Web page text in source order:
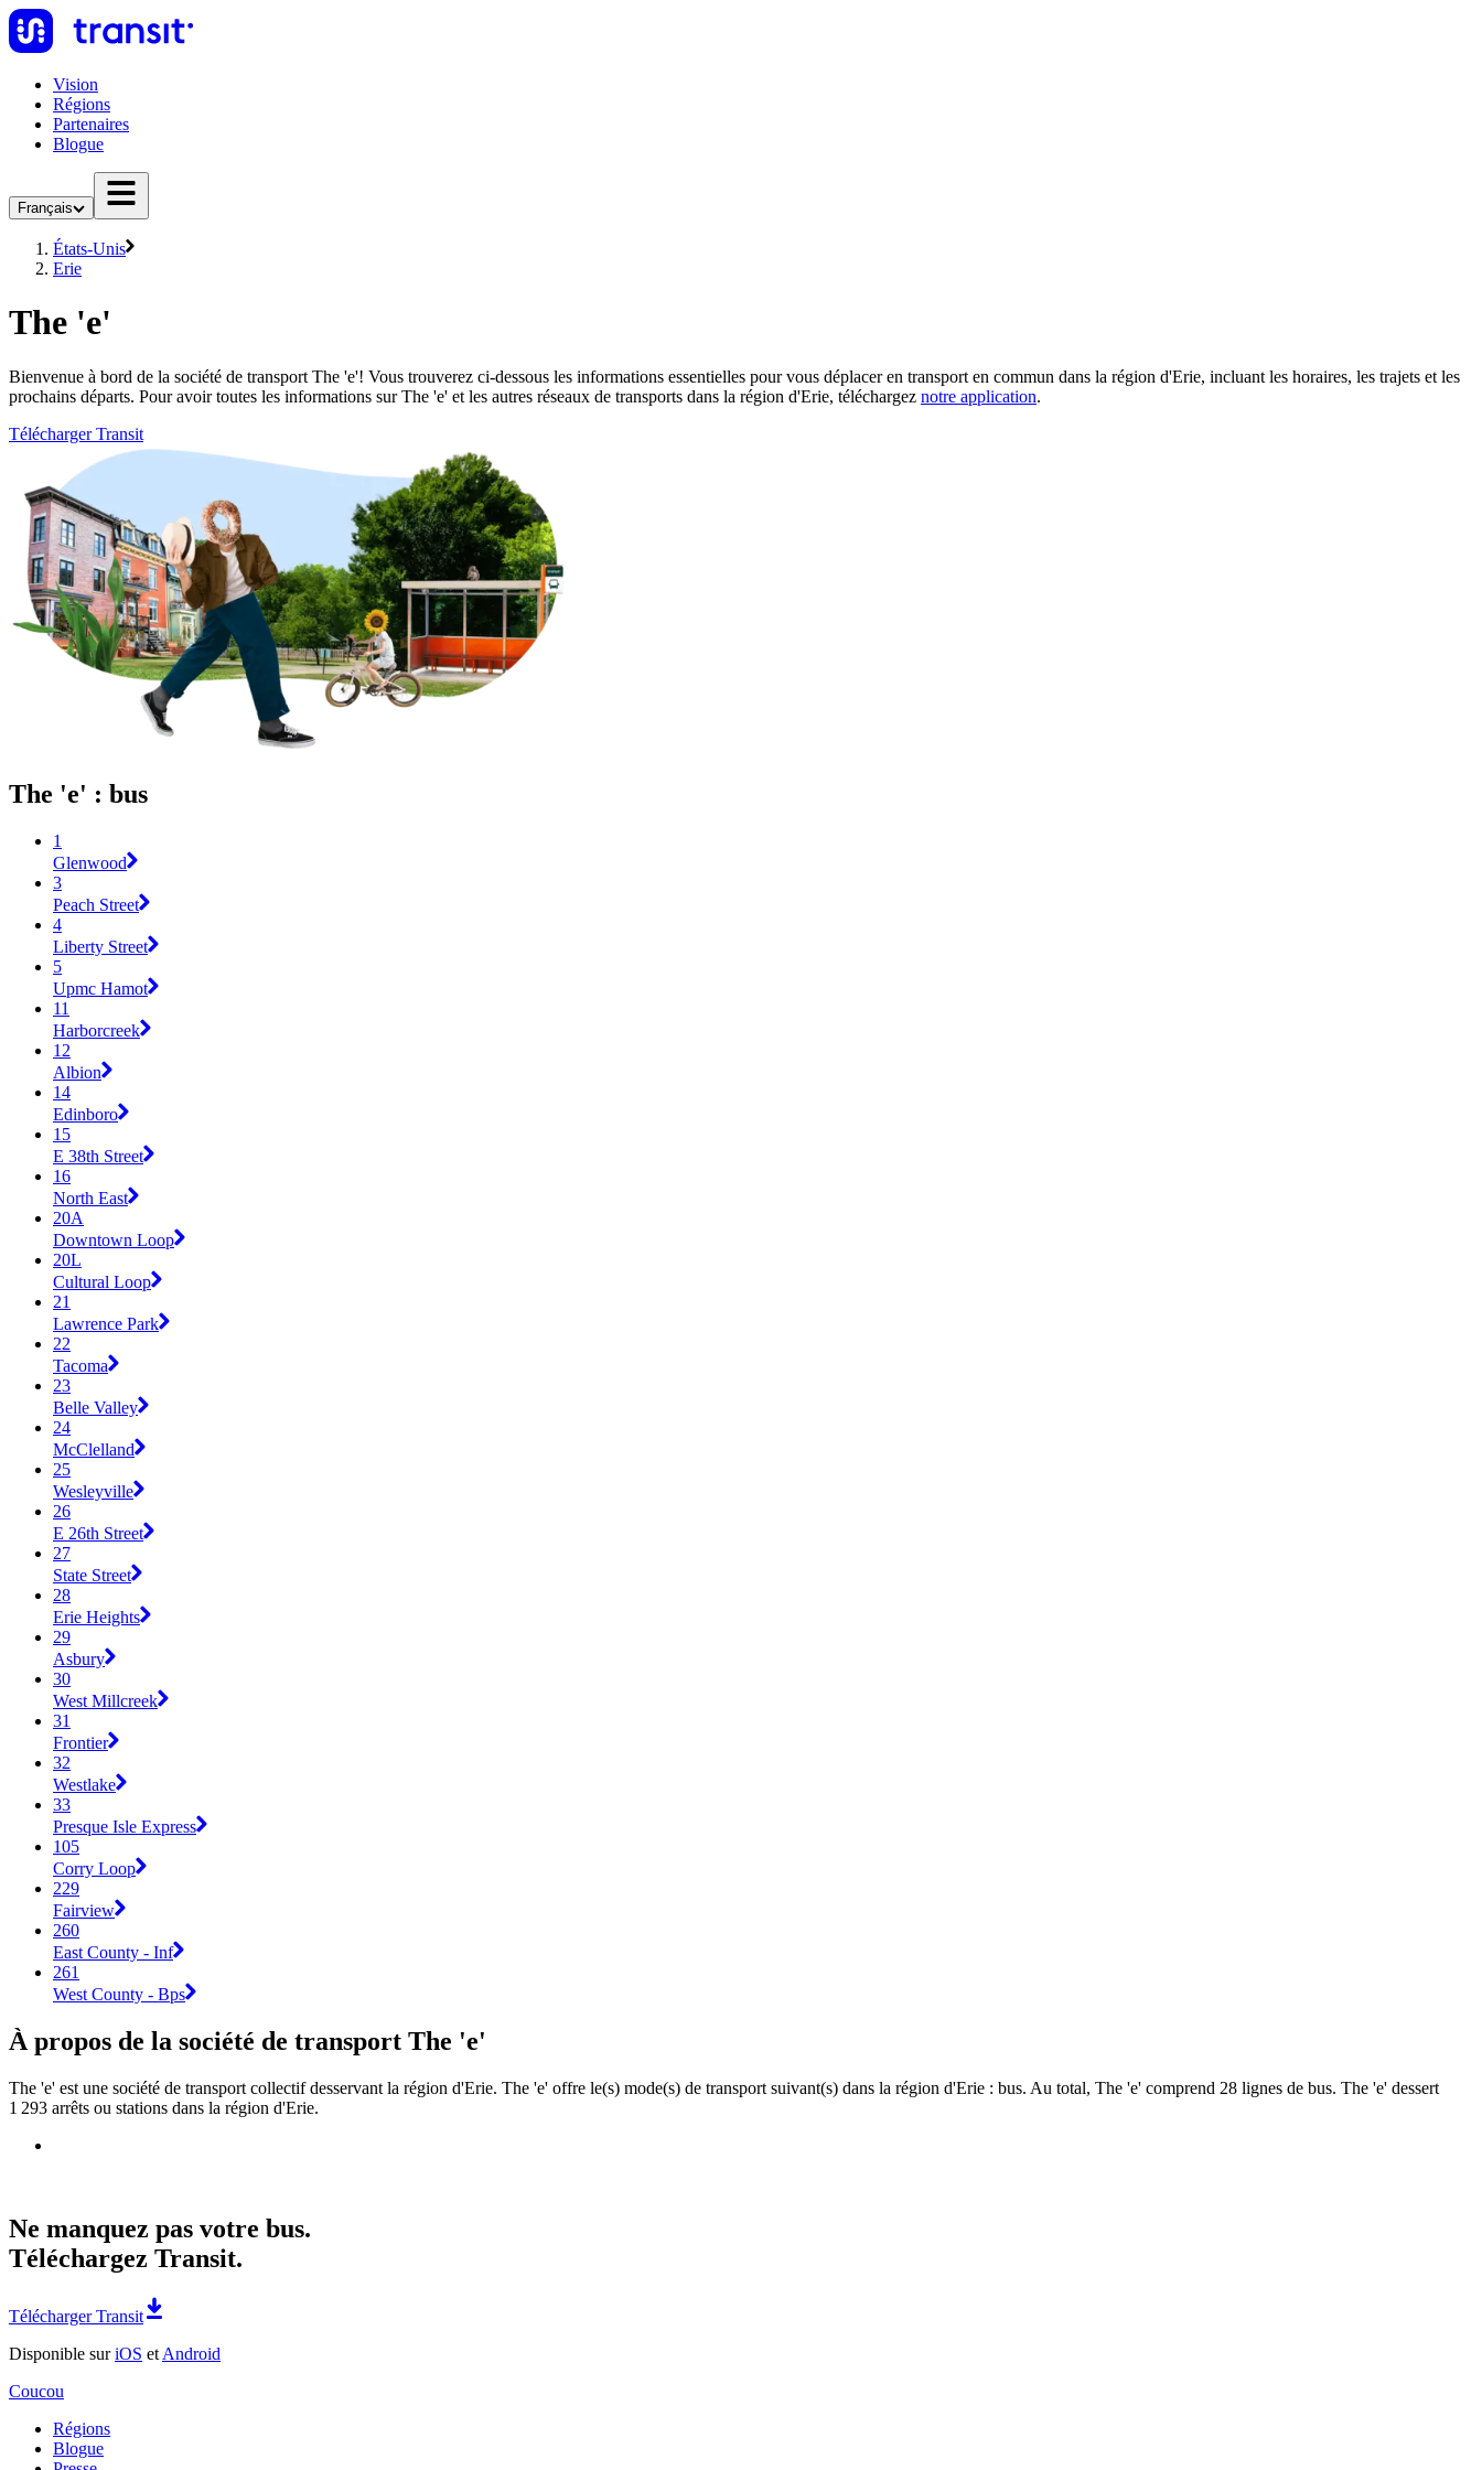
Vision
Régions
Partenaires
Blogue
Français
États-Unis
Erie
The 'e'
Bienvenue à bord de la société de transport The 'e'! Vous trouverez ci-dessous les informations essentielles pour vous déplacer en transport en commun dans la région d'Erie, incluant les horaires, les trajets et les
prochains départs. Pour avoir toutes les informations sur The 'e' et les autres réseaux de transports dans la région d'Erie, téléchargez notre application.
Télécharger Transit
The 'e' : bus
1
Glenwood
3
Peach Street
4
Liberty Street
5
Upmc Hamot
11
Harborcreek
12
Albion
14
Edinboro
15
E 38th Street
16
North East
20A
Downtown Loop
20L
Cultural Loop
21
Lawrence Park
22
Tacoma
23
Belle Valley
24
McClelland
25
Wesleyville
26
E 26th Street
27
State Street
28
Erie Heights
29
Asbury
30
West Millcreek
31
Frontier
32
Westlake
33
Presque Isle Express
105
Corry Loop
229
Fairview
260
East County - Inf
261
West County - Bps
À propos de la société de transport The 'e'
The 'e' est une société de transport collectif desservant la région d'Erie. The 'e' offre le(s) mode(s) de transport suivant(s) dans la région d'Erie : bus. Au total, The 'e' comprend 28 lignes de bus. The 'e' dessert
1 293 arrêts ou stations dans la région d'Erie.
Ne manquez pas votre bus.
Téléchargez Transit.
Télécharger Transit
Disponible suriOS et Android
Coucou
Régions
Blogue